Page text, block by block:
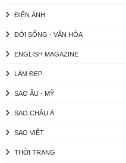
ĐIỆN ẢNH
ĐỜI SỐNG - VĂN HÓA
ENGLISH MAGAZINE
LÀM ĐẸP
SAO ÂU - MỸ
SAO CHÂU Á
SAO VIỆT
THỜI TRANG